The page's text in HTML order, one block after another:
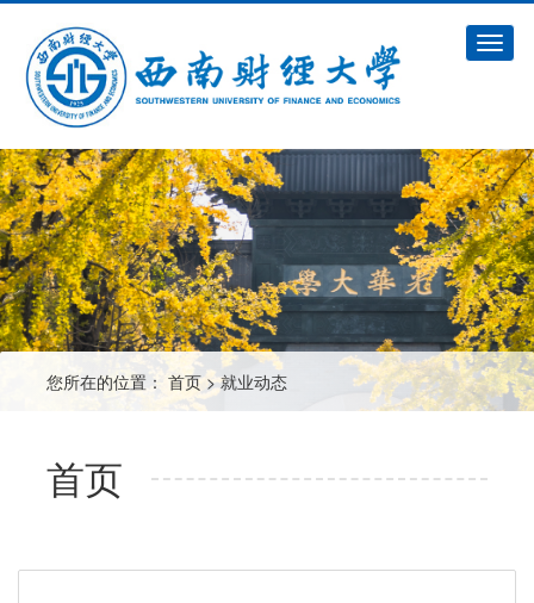
切
您所在的位置： 首页>就业动态
首页